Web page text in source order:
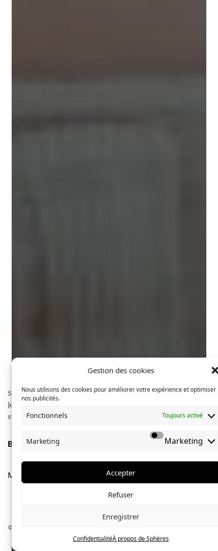
Gestion des cookies
Nous utilisons des cookies pour améliorer votre expérience et optimiser
nos publicités.
Fonctionnels Toujours activé
Marketing Marketing
Accepter
Refuser
Enregistrer
ConfidentialitéÀ propos de Sphères
1 octobre 2021
Le tatouage se mêle de
Sphères explore des communautés à travers du
journalisme long format, illustré de photographies
soignées.
Boutique À propos de Sphères
Mentions légales
Confidentialité
© Sphères magazine — 2024 — Tous droits réservés